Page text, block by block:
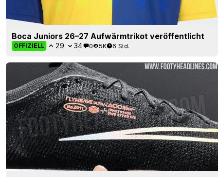
Boca Juniors 26–27 Aufwärmtrikot veröffentlicht
OFFIZIELL 29 34 0 5K 6 Std.